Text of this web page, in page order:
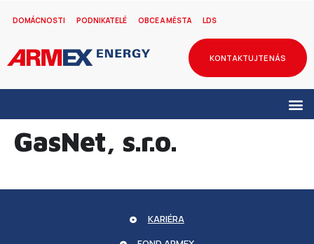
DOMÁCNOSTI PODNIKATELÉ OBCE A MĚSTA LDS
KONTAKTUJTE NÁS
GasNet, s.r.o.
KARIÉRA